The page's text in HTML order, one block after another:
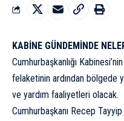
KABİNE GÜNDEMİNDE
Cumhurbaşkanlığı
felaketinin ardından bölgede
ve yardım faaliyetleri olacak.
Cumhurbaşkanı Recep Tayyip